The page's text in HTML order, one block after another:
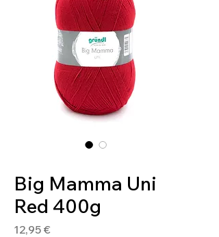
Big Mamma Uni
Red 400g
12,95 €